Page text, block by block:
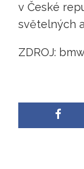
v České
světelných
ZDROJ: